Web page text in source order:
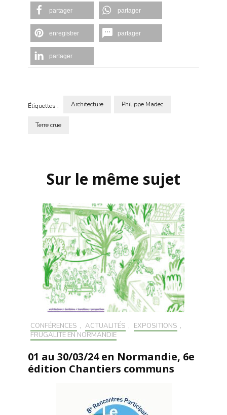
partager partager
enregistrer partager
partager
Étiquettes : Architecture Philippe Madec
Terre crue
Sur le même sujet
CONFÉRENCES , ACTUALITÉS , EXPOSITIONS ,
FRUGALITÉ EN NORMANDIE
01 au 30/03/24 en Normandie, 6e
édition Chantiers communs